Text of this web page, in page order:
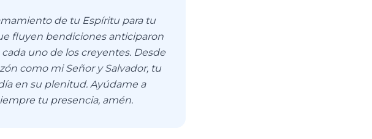
de tu Espíritu para tu
fluyen bendiciones anticiparon
uno de los creyentes. Desde
como mi Señor y Salvador, tu
en su plenitud. Ayúdame a
tu presencia, amén.